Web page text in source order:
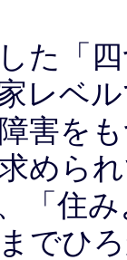
た「四
レベ
害を
められ
「住み
でひ